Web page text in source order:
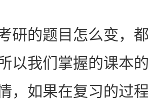
的题目怎么变，都
以我们掌握的课本
，如果在复习的过